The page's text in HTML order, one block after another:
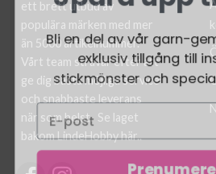
ett brett utbud av
populära märken med mer
än 5000 artikelnummer.
Vårt team strävar efter att
ge dig bästa möjliga service
och snabbaste leverans
när som helst. Se laget
bakom LindeHobby här..
Bli en del av vår garn-
exklusiv tillgång till
stickmönster och